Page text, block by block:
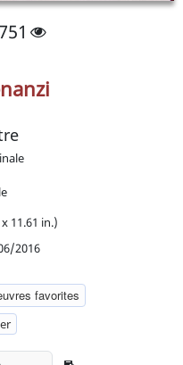
11.61 in.)
2016
favorites